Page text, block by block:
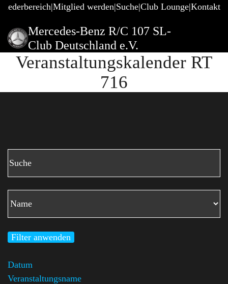
Mitglied werden Suche Club Lounge Kontakt
Mercedes-Benz R/C 107 SL-
Club Deutschland e.V.
Veranstaltungskalender RT
716
Filter anwenden
Datum
Veranstaltungsname